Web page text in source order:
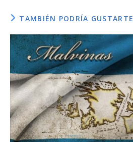
Créditos / fuente:
TAMBIÉN PODRÍA GUSTARTE